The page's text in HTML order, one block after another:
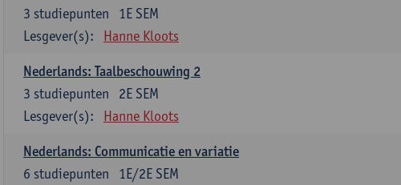
1E SEM
3 studiepunten
Lesgever(s):
Hanne Kloots
Nederlands: Taalbeschouwing 2
2E SEM
3 studiepunten
Lesgever(s):
Hanne Kloots
Nederlands: Communicatie en variatie
1E/2E SEM
6 studiepunten